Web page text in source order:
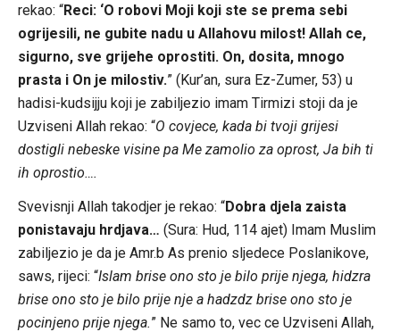
rekao: “Reci: ‘O robovi Moji koji ste se prema sebi
ogrijesili, ne gubite nadu u Allahovu milost! Allah ce,
sigurno, sve grijehe oprostiti. On, dosita, mnogo
prasta i On je milostiv.” (Kur’an, sura Ez-Zumer, 53) u
hadisi-kudsijju koji je zabiljezio imam Tirmizi stoji da je
Uzviseni Allah rekao: “O covjece, kada bi tvoji grijesi
dostigli nebeske visine pa Me zamolio za oprost, Ja bih ti
ih oprostio….
Svevisnji Allah takodjer je rekao: “Dobra djela zaista
ponistavaju hrdjava… (Sura: Hud, 114 ajet) Imam Muslim
zabiljezio je da je Amr.b As prenio sljedece Poslanikove,
saws, rijeci: “Islam brise ono sto je bilo prije njega, hidzra
brise ono sto je bilo prije nje a hadzdz brise ono sto je
pocinjeno prije njega.” Ne samo to, vec ce Uzviseni Allah,